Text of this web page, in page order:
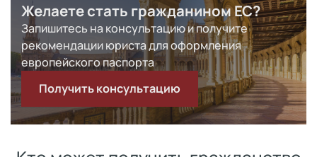
Желаете стать гражданином ЕС?
Запишитесь на консультацию и получите
рекомендации юриста для оформления
европейского паспорта
Получить консультацию